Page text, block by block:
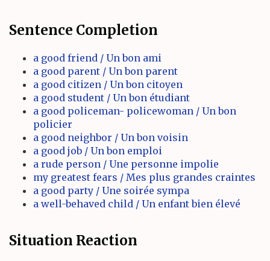
Sentence Completion
a good friend / Un bon ami
a good parent / Un bon parent
a good citizen / Un bon citoyen
a good student / Un bon étudiant
a good policeman- policewoman / Un bon
policier
a good neighbor / Un bon voisin
a good job / Un bon emploi
a rude person / Une personne impolie
my greatest fears / Mes plus grandes craintes
a good party / Une soirée sympa
a well-behaved child / Un enfant bien élevé
Situation Reaction